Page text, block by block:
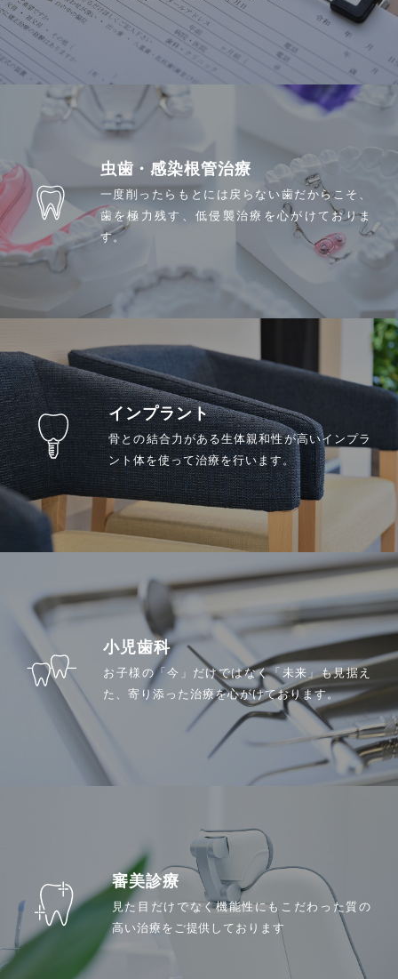
アクセス
診療コンセプト
選ばれる理由
スタッフ紹介
医院案内
虫歯・感染根管治療
一度削ったらもとには戻らない歯だからこそ、
歯を極力残す、低侵襲治療を心がけておりま
す。
インプラント
骨との結合力がある生体親和性が高いインプラ
ント体を使って治療を行います。
小児歯科
お子様の「今」だけではなく「未来」も見据え
た、寄り添った治療を心がけております。
審美診療
見た目だけでなく機能性にもこだわった質の
高い治療をご提供しております